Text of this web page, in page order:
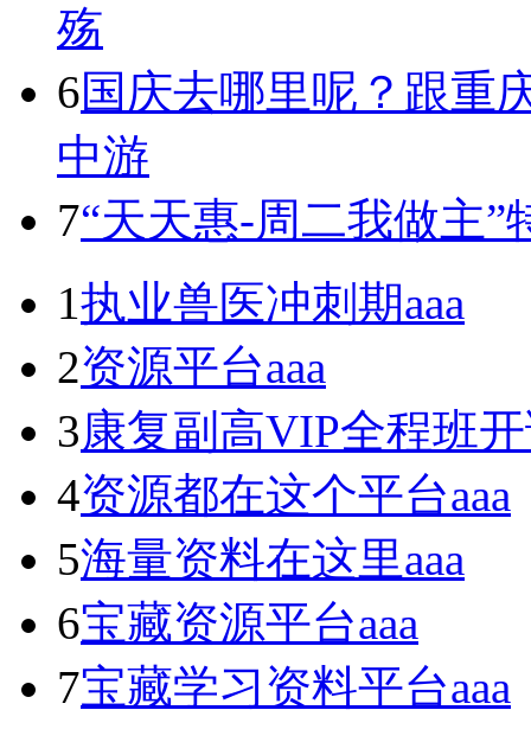
殇
6国庆去哪里呢？跟重
中游
7“天天惠-周二我做主”
1执业兽医冲刺期aaa
2资源平台aaa
3康复副高VIP全程班
4资源都在这个平台aaa
5海量资料在这里aaa
6宝藏资源平台aaa
7宝藏学习资料平台aaa